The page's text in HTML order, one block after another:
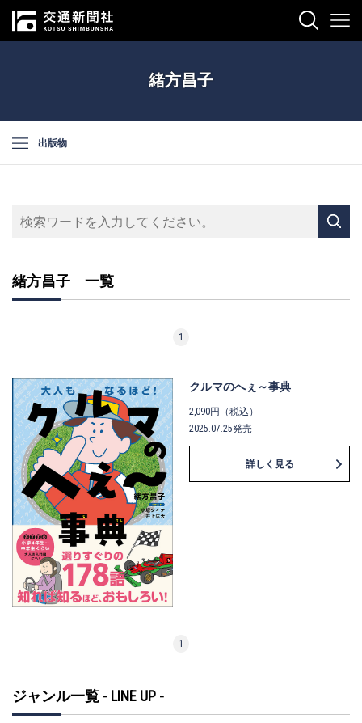
緒方昌子
出版物
緒方昌子 一覧
1
クルマのへぇ～事典
2,090円（税込）
2025.07.25発売
詳しく見る
1
ジャンル一覧 - LINE UP -